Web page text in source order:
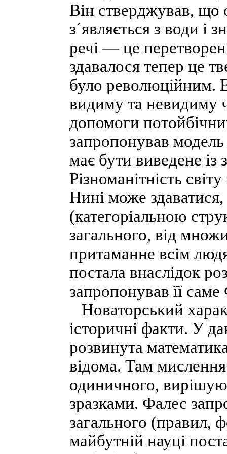
Він стверджував, що
з´являється з води і
речі — це
здавалося тепер це
було революційним.
видиму та невидиму
допомоги
запропонував
має бути виведене із
Різноманітність
Нині може
(категоріальною
загального, від
притаманне всім
постала внаслідок
запропонував її
Новаторський
історичні факти. У
розвинута
відома. Там
одиничного,
зразками. Фалес
загального (правил,
майбутній науці